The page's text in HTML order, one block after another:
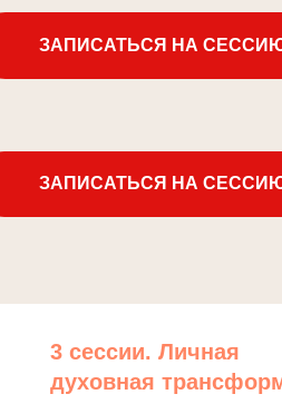
ЗАПИСАТЬСЯ НА
ЗАПИСАТЬСЯ НА
3 сессии. Личная
духовная